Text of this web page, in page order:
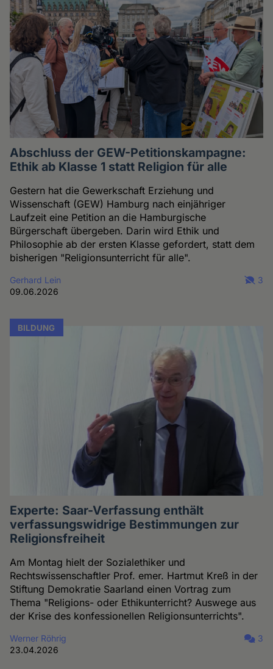
Abschluss der GEW-Petitionskampagne:
Ethik ab Klasse 1 statt Religion für alle
Gestern hat die Gewerkschaft Erziehung und
Wissenschaft (GEW) Hamburg nach einjähriger
Laufzeit eine Petition an die Hamburgische
Bürgerschaft übergeben. Darin wird Ethik und
Philosophie ab der ersten Klasse gefordert, statt dem
bisherigen "Religionsunterricht für alle".
Gerhard Lein
09.06.2026
3
BILDUNG
Experte: Saar-Verfassung enthält
verfassungswidrige Bestimmungen zur
Religionsfreiheit
Am Montag hielt der Sozialethiker und
Rechtswissenschaftler Prof. emer. Hartmut Kreß in der
Stiftung Demokratie Saarland einen Vortrag zum
Thema "Religions- oder Ethikunterricht? Auswege aus
der Krise des konfessionellen Religionsunterrichts".
Werner Röhrig
23.04.2026
3